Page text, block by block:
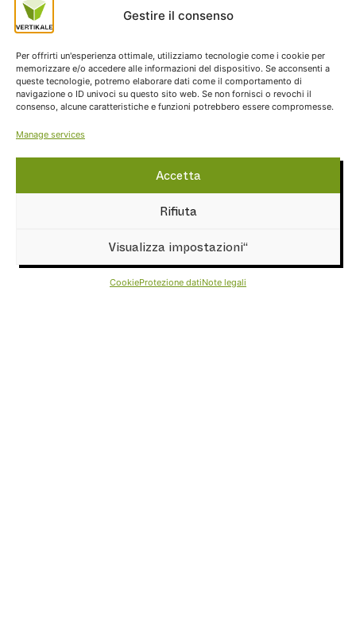
Gestire il consenso
Per offrirti un'esperienza ottimale, utilizziamo tecnologie come i cookie per
memorizzare e/o accedere alle informazioni del dispositivo. Se acconsenti a
queste tecnologie, potremo elaborare dati come il comportamento di
navigazione o ID univoci su questo sito web. Se non fornisci o revochi il
consenso, alcune caratteristiche e funzioni potrebbero essere compromesse.
Manage services
Accetta
Rifiuta
Visualizza impostazioni“
CookieProtezione datiNote legali
NAVIGAZIONE
Home
Prezzi
Offerta
La Vertikale
Indicazioni e orari di apertura
Safeguarding